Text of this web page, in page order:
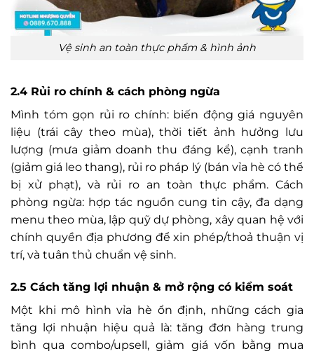
Vệ sinh an toàn thực phẩm & hình ảnh
2.4 Rủi ro chính & cách phòng ngừa
Mình tóm gọn rủi ro chính: biến động giá nguyên
liệu (trái cây theo mùa), thời tiết ảnh hưởng lưu
lượng (mưa giảm doanh thu đáng kể), cạnh tranh
(giảm giá leo thang), rủi ro pháp lý (bán vỉa hè có thể
bị xử phạt), và rủi ro an toàn thực phẩm. Cách
phòng ngừa: hợp tác nguồn cung tin cậy, đa dạng
menu theo mùa, lập quỹ dự phòng, xây quan hệ với
chính quyền địa phương để xin phép/thoả thuận vị
trí, và tuân thủ chuẩn vệ sinh.
2.5 Cách tăng lợi nhuận & mở rộng có kiểm soát
Một khi mô hình vỉa hè ổn định, những cách gia
tăng lợi nhuận hiệu quả là: tăng đơn hàng trung
bình qua combo/upsell, giảm giá vốn bằng mua